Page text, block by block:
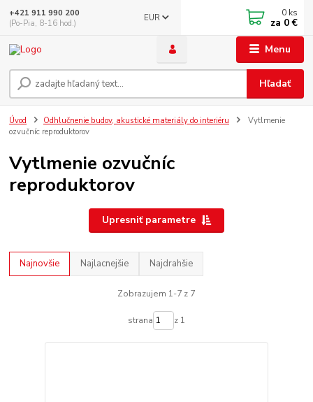
Menu
EUR
Hľadať
+421 911 990 200
(Po-Pia, 8-16 hod.)
0 ks
za 0 €
Úvod Odhlučnenie budov, akustické materiály do interiéru
Vytlmenie
ozvučníc reproduktorov
Vytlmenie ozvučníc
reproduktorov
Upresniť parametre
Najnovšie Najlacnejšie Najdrahšie
Zobrazujem 1-7 z 7
strana z 1